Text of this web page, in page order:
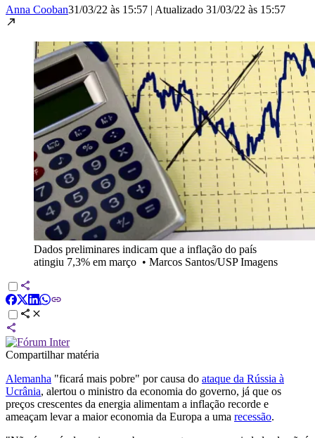
Anna Cooban31/03/22 às 15:57 | Atualizado 31/03/22 às 15:57
Dados preliminares indicam que a inflação do país
atingiu 7,3% em março • Marcos Santos/USP Imagens
Compartilhar matéria
Alemanha "ficará mais pobre" por causa do ataque da Rússia à
Ucrânia, alertou o ministro da economia do governo, já que os
preços crescentes da energia alimentam a inflação recorde e
ameaçam levar a maior economia da Europa a uma recessão.